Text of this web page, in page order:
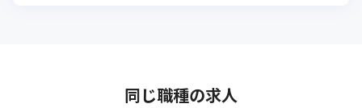
同じ職種の求人